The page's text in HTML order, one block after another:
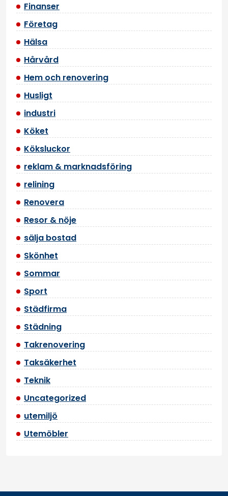
Finanser
Företag
Hälsa
Hårvård
Hem och renovering
Husligt
industri
Köket
Köksluckor
reklam & marknadsföring
relining
Renovera
Resor & nöje
sälja bostad
Skönhet
Sommar
Sport
Städfirma
Städning
Takrenovering
Taksäkerhet
Teknik
Uncategorized
utemiljö
Utemöbler